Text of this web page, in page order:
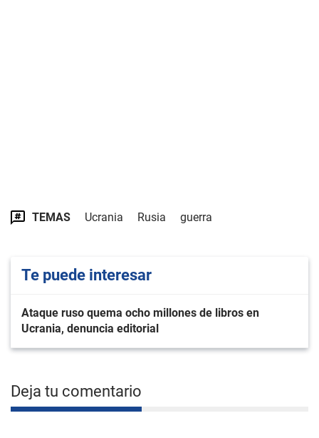
TEMAS Ucrania Rusia guerra
Te puede interesar
Ataque ruso quema ocho millones de libros en
Ucrania, denuncia editorial
Deja tu comentario